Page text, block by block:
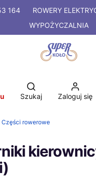
164 ROWERY
WYPOŻYCZALNIA
Otwórz
Szukaj Zaloguj się
Części rowerowe